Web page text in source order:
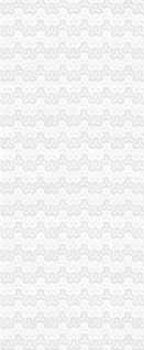
品宝贝福利社|品宅
福利社就是找福利
宅男福利社
福利社-宅男福利社
福利社-搜百科
生活圈福利社
福利社福利社
福利社-都市客
福利导航网-zxfuli
福利社列表-吃喝
福利社-腾讯动漫官
福利社全集_福利
福利社-苹果笔记
蓝领福利社_电视猫
福利社_圈子_杭州